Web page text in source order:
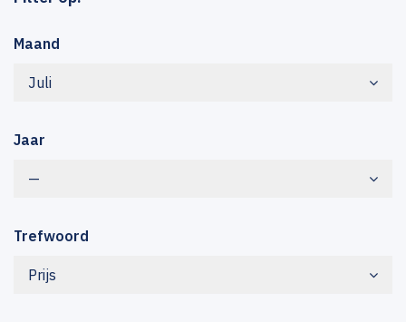
Maand
Juli
Jaar
—
Trefwoord
Prijs